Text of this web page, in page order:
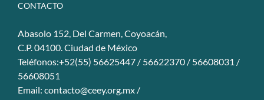
CONTACTO
Abasolo 152, Del Carmen, Coyoacán,
C.P. 04100. Ciudad de México
Teléfonos:+52(55) 56625447 / 56622370 / 56608031 /
56608051
Email: contacto@ceey.org.mx /